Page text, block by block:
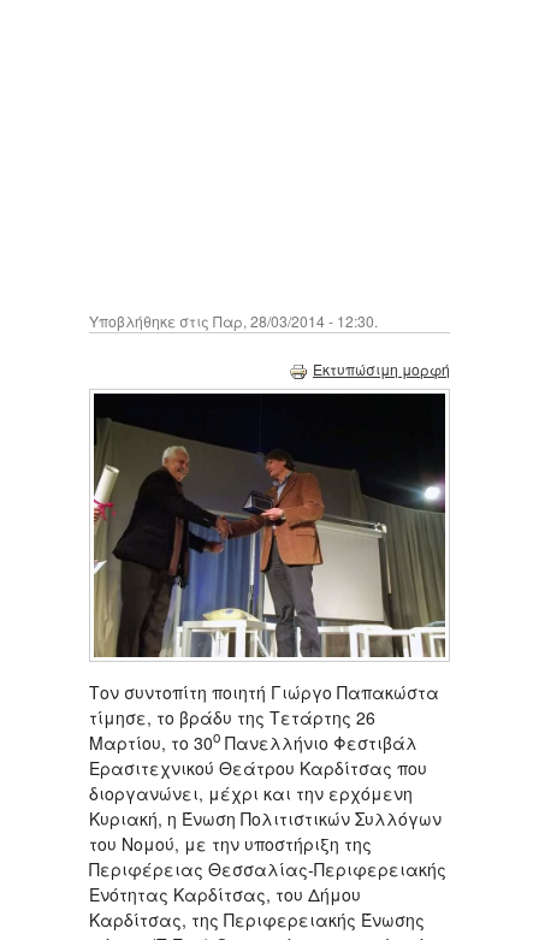
Υποβλήθηκε στις Παρ, 28/03/2014 - 12:30.
Εκτυπώσιμη μορφή
Τον συντοπίτη ποιητή Γιώργο Παπακώστα
τίμησε, το βράδυ της Τετάρτης 26
Μαρτίου, το 30ο Πανελλήνιο Φεστιβάλ
Ερασιτεχνικού Θεάτρου Καρδίτσας που
διοργανώνει, μέχρι και την ερχόμενη
Κυριακή, η Ένωση Πολιτιστικών Συλλόγων
του Νομού, με την υποστήριξη της
Περιφέρειας Θεσσαλίας-Περιφερειακής
Ενότητας Καρδίτσας, του Δήμου
Καρδίτσας, της Περιφερειακής Ένωσης